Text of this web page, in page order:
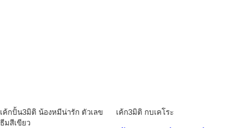
เค้กปั้น3มิติ น้องหมีน่ารัก ตัวเลข
ธีมสีเขียว
เค้ก3มิติ กบเคโระ